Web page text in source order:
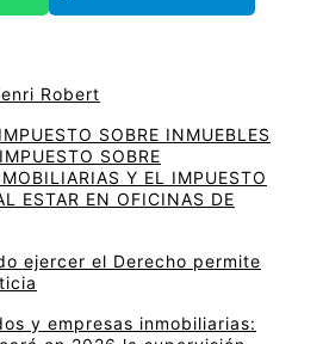
Robert
SOBRE INMUEBLES
SOBRE
Y EL IMPUESTO
ESTAR EN OFICINAS DE
ejercer el Derecho permite
y empresas inmobiliarias: